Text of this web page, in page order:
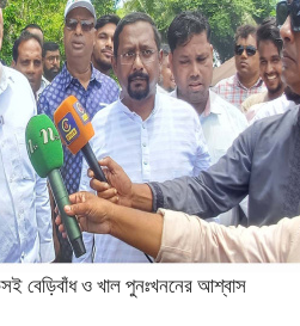
বেড়িবাঁধ ও খাল পুনঃখননের আশ্বাস